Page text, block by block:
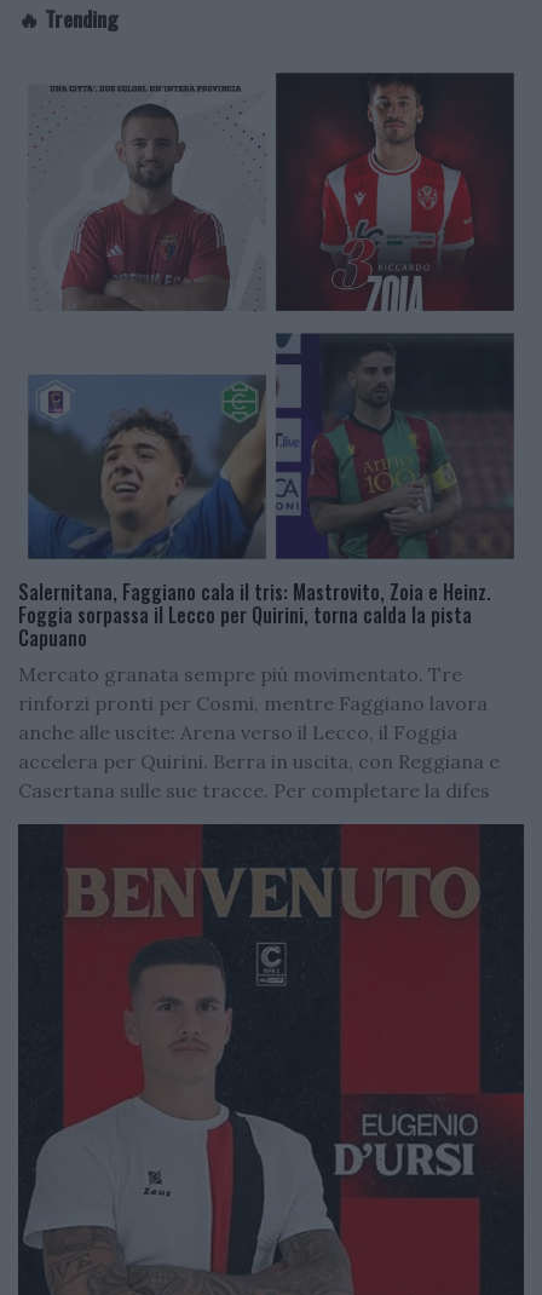
🔥 Trending
Salernitana, Faggiano cala il tris: Mastrovito, Zoia e Heinz.
Foggia sorpassa il Lecco per Quirini, torna calda la pista
Capuano
Mercato granata sempre più movimentato. Tre
rinforzi pronti per Cosmi, mentre Faggiano lavora
anche alle uscite: Arena verso il Lecco, il Foggia
accelera per Quirini. Berra in uscita, con Reggiana e
Casertana sulle sue tracce. Per completare la difes